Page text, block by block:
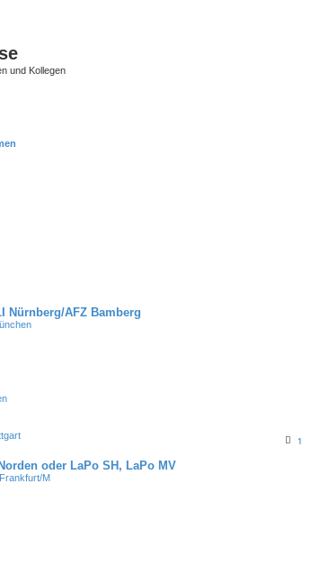
und Kollegen
Nürnberg/AFZ Bamberg
1
oder LaPo SH, LaPo MV
M